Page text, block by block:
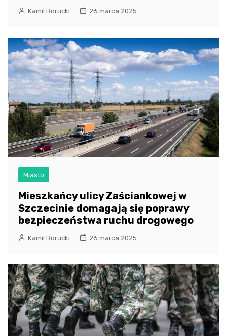
Kamil Borucki 26 marca 2025
Miasto
Mieszkańcy ulicy Zaściankowej w
Szczecinie domagają się poprawy
bezpieczeństwa ruchu drogowego
Kamil Borucki 26 marca 2025